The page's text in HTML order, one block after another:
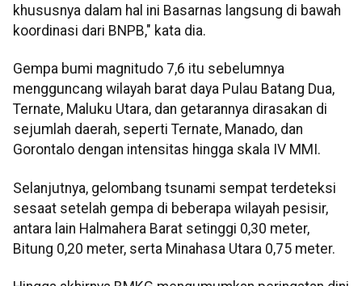
khususnya dalam hal ini Basarnas langsung di bawah
koordinasi dari BNPB," kata dia.
Gempa bumi magnitudo 7,6 itu sebelumnya
mengguncang wilayah barat daya Pulau Batang Dua,
Ternate, Maluku Utara, dan getarannya dirasakan di
sejumlah daerah, seperti Ternate, Manado, dan
Gorontalo dengan intensitas hingga skala IV MMI.
Selanjutnya, gelombang tsunami sempat terdeteksi
sesaat setelah gempa di beberapa wilayah pesisir,
antara lain Halmahera Barat setinggi 0,30 meter,
Bitung 0,20 meter, serta Minahasa Utara 0,75 meter.